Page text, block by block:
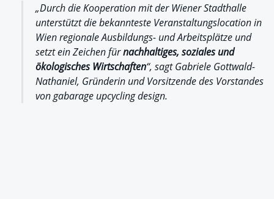
„Durch die Kooperation mit der Wiener Stadthalle
unterstützt die bekannteste Veranstaltungslocation in
Wien regionale Ausbildungs- und Arbeitsplätze und
setzt ein Zeichen fürnachhaltiges, soziales und
ökologisches Wirtschaften“, sagt Gabriele Gottwald-
Nathaniel, Gründerin und Vorsitzende des Vorstandes
von gabarage upcycling design.